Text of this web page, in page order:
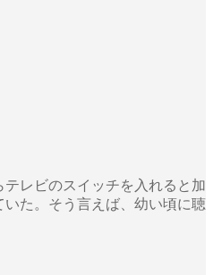
レビのスイッチを入れると加
た。そう言えば、幼い頃に聴